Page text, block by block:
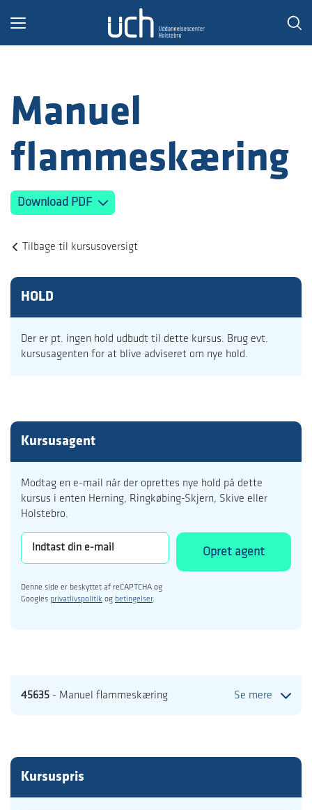
Toggle
Manuel
flammeskæring
Download PDF
Tilbage til kursusoversigt
HOLD
Der er pt. ingen hold udbudt til dette kursus. Brug evt.
kursusagenten for at blive adviseret om nye hold.
Kursusagent
Modtag en e-mail når der oprettes nye hold på dette
kursus i enten Herning, Ringkøbing-Skjern, Skive eller
Holstebro.
Opret agent
Denne side er beskyttet af reCAPTCHA og
Googles privatlivspolitik og betingelser.
45635 - Manuel flammeskæring Se mere
Kursuspris